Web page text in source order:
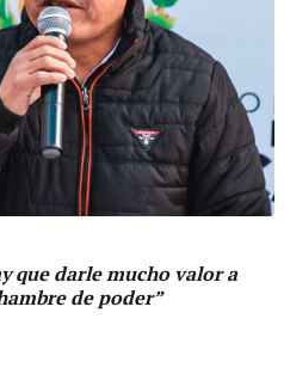
que darle mucho valor a
de poder”